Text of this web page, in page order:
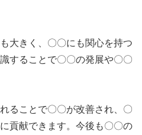
大きく、〇〇にも関心を持つ
することで〇〇の発展や〇〇
ることで〇〇が改善され、〇
貢献できます。今後も〇〇の